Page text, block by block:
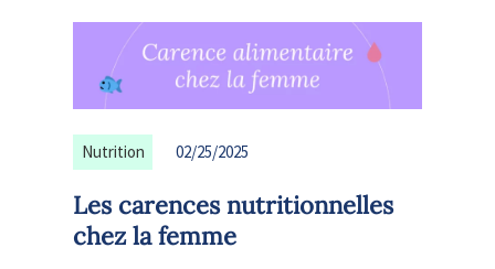
Nutrition 02/25/2025
Les carences nutritionnelles
chez la femme